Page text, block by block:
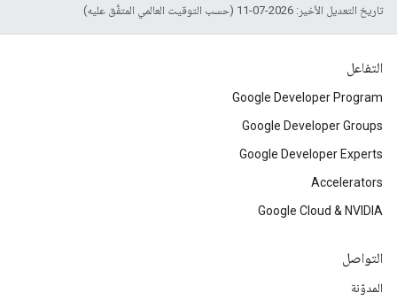
تاريخ التعديل الأخير: 2026-07-11 (حسب التوقيت العالمي المتفَّق عليه)
التفاعل
Google Developer Program
Google Developer Groups
Google Developer Experts
Accelerators
Google Cloud & NVIDIA
التواصل
المدوّنة